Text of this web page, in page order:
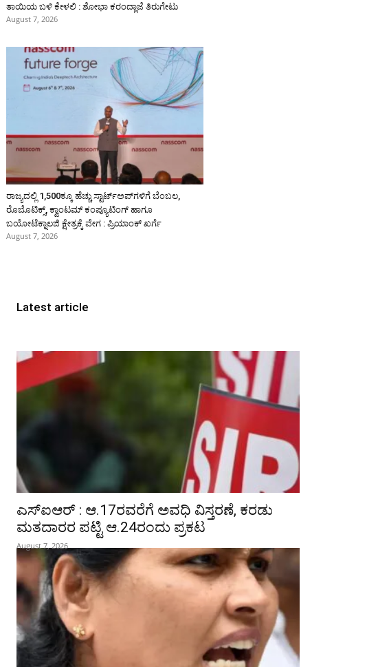
ತಾಯಿಯ ಬಳಿ ಕೇಳಲಿ : ಶೋಭಾ ಕರಂದ್ಲಾಜೆ ತಿರುಗೇಟು
August 7, 2026
ರಾಜ್ಯದಲ್ಲಿ 1,500ಕ್ಕೂ ಹೆಚ್ಚು ಸ್ಟಾರ್ಟ್‌ಅಪ್‌ಗಳಿಗೆ ಬೆಂಬಲ,
ರೊಬೊಟಿಕ್ಸ್, ಕ್ವಾಂಟಮ್ ಕಂಪ್ಯೂಟಿಂಗ್ ಹಾಗೂ
ಬಯೋಟೆಕ್ನಾಲಜಿ ಕ್ಷೇತ್ರಕ್ಕೆ ವೇಗ : ಪ್ರಿಯಾಂಕ್‌ ಖರ್ಗೆ
August 7, 2026
Latest article
ಎಸ್‌ಐಆರ್‌ : ಆ.17ರವರೆಗೆ ಅವಧಿ ವಿಸ್ತರಣೆ, ಕರಡು
ಮತದಾರರ ಪಟ್ಟಿ ಆ.24ರಂದು ಪ್ರಕಟ
August 7, 2026